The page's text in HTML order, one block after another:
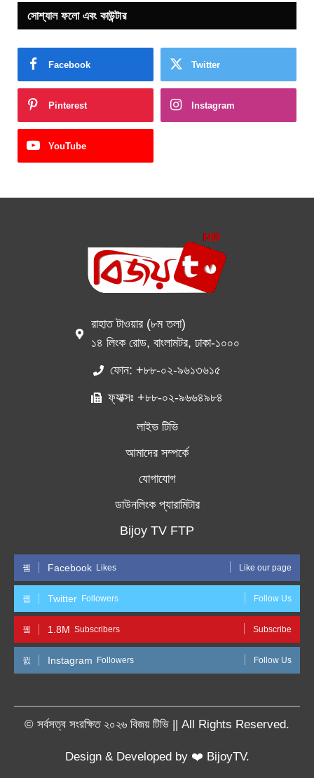
সোশ্যাল ফলো এবং কাউন্টার
Facebook Twitter
Pinterest Instagram
YouTube
রাহাত টাওয়ার (৮ম তলা)
১৪ লিংক রোড, বাংলামটর, ঢাকা-১০০০
ফোন: +৮৮-০২-৯৬১৩৬১৫
ফ্যাক্সঃ +৮৮-০২-৯৬৬৪৯৮৪
লাইভ টিভি
আমাদের সম্পর্কে
যোগাযোগ
ডাউনলিংক প্যারামিটার
Bijoy TV FTP
Facebook Likes Like our page
Twitter Followers Follow Us
1.8M Subscribers Subscribe
Instagram Followers Follow Us
© সর্বসত্ব সংরক্ষিত ২০২৬ বিজয় টিভি || All Rights Reserved.
Design & Developed by ❤️ BijoyTV.